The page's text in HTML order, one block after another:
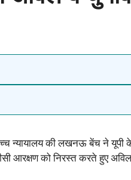
न्यायालय की लखनऊ बेंच ने
आरक्षण को निरस्त करते हुए